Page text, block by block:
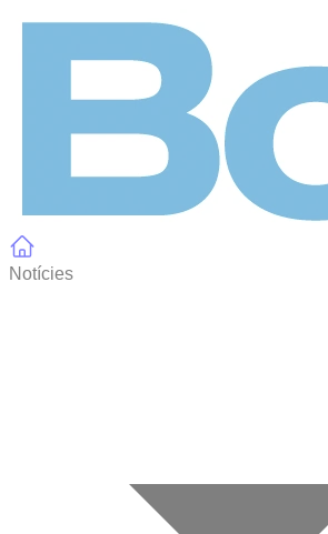
Notícies